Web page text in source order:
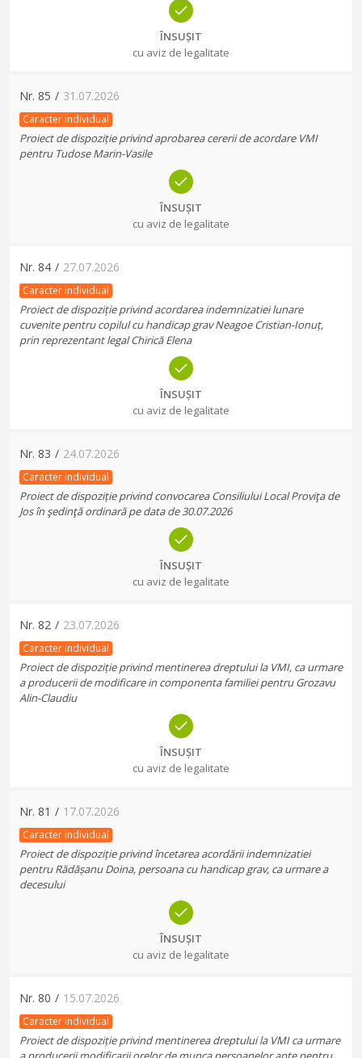
ÎNSUȘIT
cu aviz de legalitate
Nr. 85 / 31.07.2026
Caracter individual
Proiect de dispoziție privind aprobarea cererii de acordare VMI
pentru Tudose Marin-Vasile
ÎNSUȘIT
cu aviz de legalitate
Nr. 84 / 27.07.2026
Caracter individual
Proiect de dispoziție privind acordarea indemnizatiei lunare
cuvenite pentru copilul cu handicap grav Neagoe Cristian-Ionuț,
prin reprezentant legal Chirică Elena
ÎNSUȘIT
cu aviz de legalitate
Nr. 83 / 24.07.2026
Caracter individual
Proiect de dispoziție privind convocarea Consiliului Local Proviţa de
Jos în şedinţă ordinară pe data de 30.07.2026
ÎNSUȘIT
cu aviz de legalitate
Nr. 82 / 23.07.2026
Caracter individual
Proiect de dispoziție privind mentinerea dreptului la VMI, ca urmare
a producerii de modificare in componenta familiei pentru Grozavu
Alin-Claudiu
ÎNSUȘIT
cu aviz de legalitate
Nr. 81 / 17.07.2026
Caracter individual
Proiect de dispoziție privind încetarea acordării indemnizatiei
pentru Rădășanu Doina, persoana cu handicap grav, ca urmare a
decesului
ÎNSUȘIT
cu aviz de legalitate
Nr. 80 / 15.07.2026
Caracter individual
Proiect de dispoziție privind mentinerea dreptului la VMI ca urmare